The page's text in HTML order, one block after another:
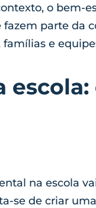
o bem-
parte da
famílias e
escola:
na escola
se de criar